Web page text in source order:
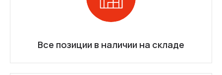
Все позиции в наличии на складе